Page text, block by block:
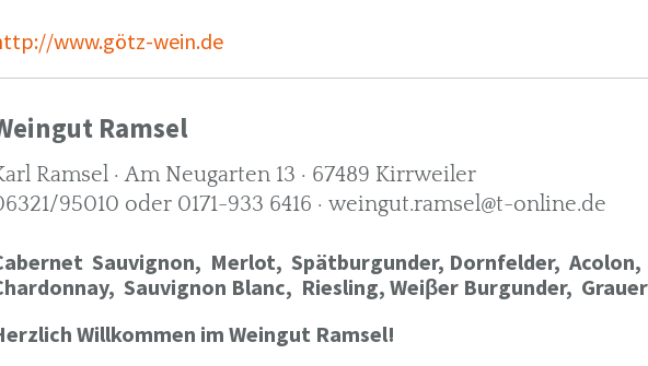
www.götz-wein.de
Ramsel
Ramsel · Am Neugarten 13 · 67489 Kirrweiler
95010 oder 0171-933 6416 · weingut.ramsel@t-online.de
Sauvignon, Merlot, Spätburgunder, Dornfelder,
Sauvignon Blanc, Riesling, Weiβer Burgunder,
Willkommen im Weingut Ramsel!